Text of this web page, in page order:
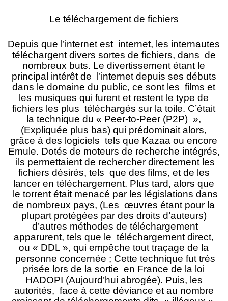
Le téléchargement de fichiers
Depuis que l’internet est internet, les internautes
téléchargent divers sortes de fichiers, dans de
nombreux buts. Le divertissement étant le
principal intérêt de l’internet depuis ses débuts
dans le domaine du public, ce sont les films et
les musiques qui furent et restent le type de
fichiers les plus téléchargés sur la toile. C’était
la technique du « Peer-to-Peer (P2P) »,
(Expliquée plus bas) qui prédominait alors,
grâce à des logiciels tels que Kazaa ou encore
Emule. Dotés de moteurs de recherche intégrés,
ils permettaient de rechercher directement les
fichiers désirés, tels que des films, et de les
lancer en téléchargement. Plus tard, alors que
le torrent était menacé par les législations dans
de nombreux pays, (Les œuvres étant pour la
plupart protégées par des droits d’auteurs)
d’autres méthodes de téléchargement
apparurent, tels que le téléchargement direct,
ou « DDL », qui empêche tout traçage de la
personne concernée ; Cette technique fut très
prisée lors de la sortie en France de la loi
HADOPI (Aujourd’hui abrogée). Puis, les
autorités, face à cette déviance et au nombre